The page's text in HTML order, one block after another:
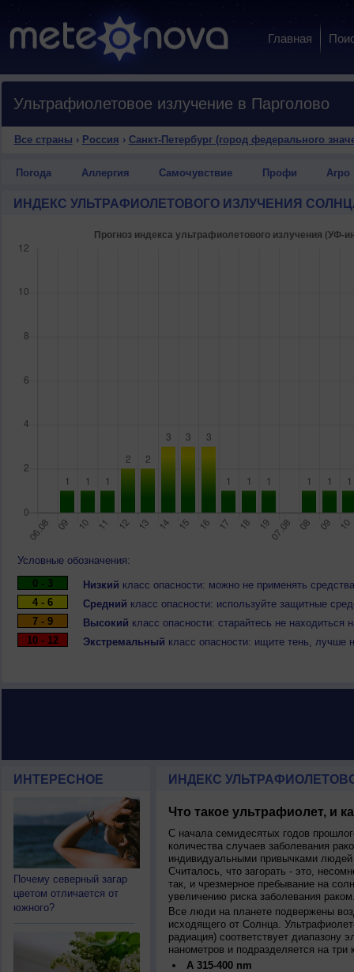
Главная
Ультрафиолетовое излучение в Парголово
Все страны › Россия › Санкт-Петербург (город федерального
Погода Аллергия Самочувствие Профи Агро
ИНДЕКС УЛЬТРАФИОЛЕТОВОГО ИЗЛУЧЕНИЯ
Условные обозначения:
0 - 3
Низкий класс опасности: можно не применять
4 - 6
Средний класс опасности: используйте защитные
7 - 9
Высокий класс опасности: старайтесь не
10 - 12
Экстремальный класс опасности: ищите тень, лучше
ИНТЕРЕСНОЕ
Почему северный загар
цветом отличается от
южного?
ИНДЕКС
Что такое ультрафиолет, и
С начала семидесятых годов
количества случаев заболевания
индивидуальными привычками
Считалось, что загорать - это,
так, и чрезмерное пребывание на
увеличению риска заболевания
Все люди на планете подвержены
исходящего от Солнца.
радиация) соответствует диапазону
нанометров и подразделяется на три
A 315-400 nm